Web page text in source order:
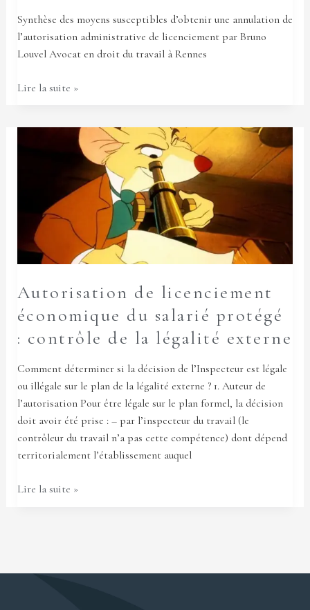
Synthèse des moyens susceptibles d’obtenir une annulation de
l’autorisation administrative de licenciement par Bruno
Louvel Avocat en droit du travail à Rennes
contrôle
de
la
interne
Lire la suite »
Autorisation de licenciement
économique du salarié protégé
: contrôle de la légalité externe
Comment déterminer si la décision de l’Inspecteur est légale
ou illégale sur le plan de la légalité externe ? 1. Auteur de
l’autorisation Pour être légale sur le plan formel, la décision
doit avoir été prise : – par l’inspecteur du travail (le
contrôleur du travail n’a pas cette compétence) dont dépend
territorialement l’établissement auquel
salarié
protégé
de
la
légalité
externe
Lire la suite »